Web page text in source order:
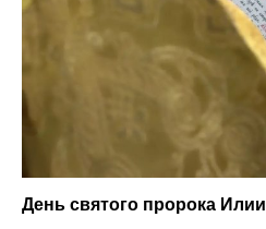
День святого пророка Илии